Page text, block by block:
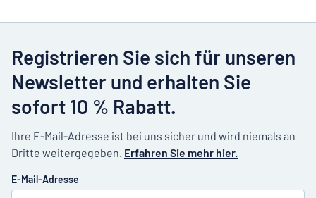
Registrieren Sie sich für unseren
Newsletter und erhalten Sie
sofort 10 % Rabatt.
Ihre E-Mail-Adresse ist bei uns sicher und wird niemals an
Dritte weitergegeben. Erfahren Sie mehr hier.
E-Mail-Adresse